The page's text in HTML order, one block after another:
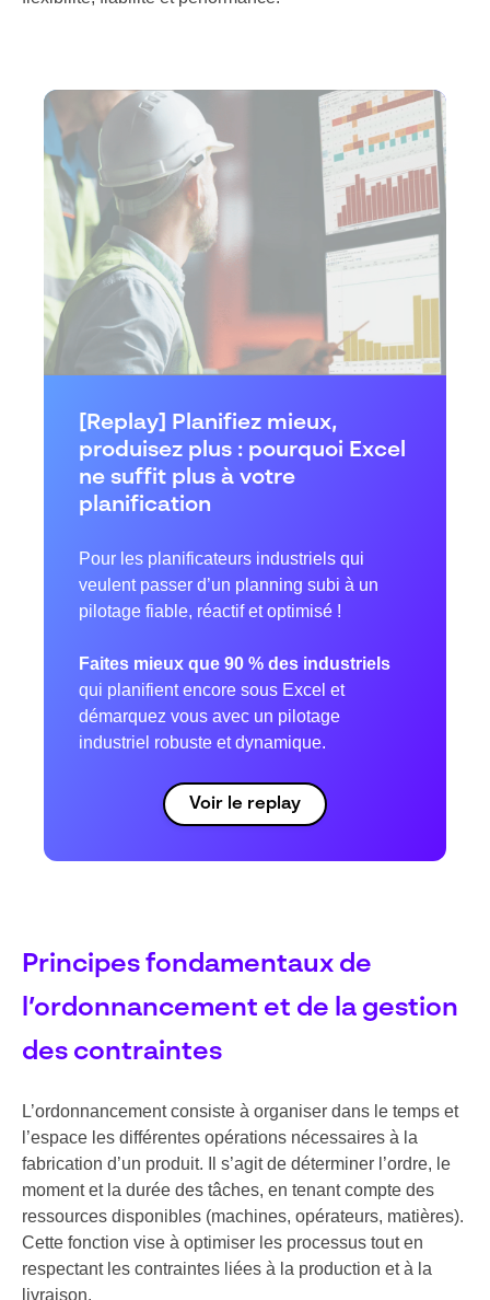
[Replay] Planifiez mieux,
produisez plus : pourquoi Excel
ne suffit plus à votre
planification
Pour les planificateurs industriels qui
veulent passer d’un planning subi à un
pilotage fiable, réactif et optimisé !
Faites mieux que 90 % des industriels
qui planifient encore sous Excel et
démarquez vous avec un pilotage
industriel robuste et dynamique.
Voir le replay
Principes fondamentaux de
l’ordonnancement et de la gestion
des contraintes
L’ordonnancement consiste à organiser dans le temps et
l’espace les différentes opérations nécessaires à la
fabrication d’un produit. Il s’agit de déterminer l’ordre, le
moment et la durée des tâches, en tenant compte des
ressources disponibles (machines, opérateurs, matières).
Cette fonction vise à optimiser les processus tout en
respectant les contraintes liées à la production et à la
livraison.